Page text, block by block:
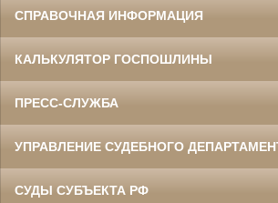
СПРАВОЧНАЯ ИНФОРМАЦИЯ
КАЛЬКУЛЯТОР ГОСПОШЛИНЫ
ПРЕСС-СЛУЖБА
УПРАВЛЕНИЕ СУДЕБНОГО
СУДЫ СУБЪЕКТА РФ